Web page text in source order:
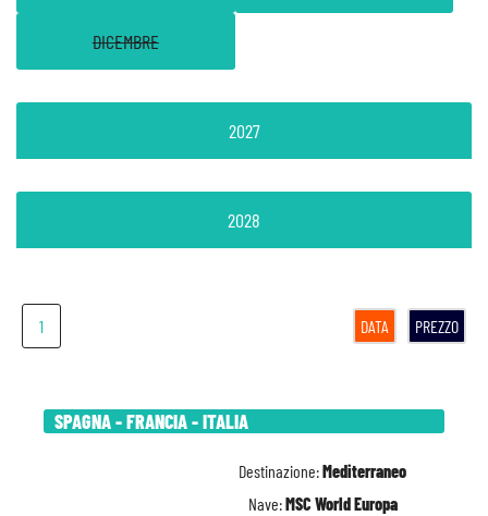
1 DATA PREZZO
SPAGNA - FRANCIA - ITALIA
Destinazione:Mediterraneo
Nave:MSC World Europa
DICEMBRE
2027
2028